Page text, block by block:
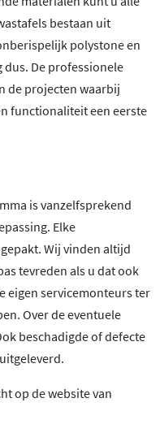
bestaan uit
polystone en
dus. De professionele
de projecten waarbij
functionaliteit een eerste
is vanzelfsprekend
Elke
Wij vinden altijd
tevreden als u dat ook
eigen servicemonteurs ter
Over de eventuele
beschadigde of defecte
op de website van